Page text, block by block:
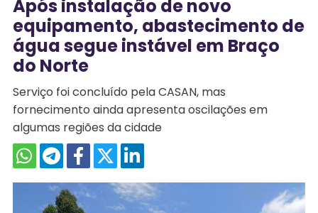
Após instalação de novo
equipamento, abastecimento de
água segue instável em Braço
do Norte
Serviço foi concluído pela CASAN, mas
fornecimento ainda apresenta oscilações em
algumas regiões da cidade